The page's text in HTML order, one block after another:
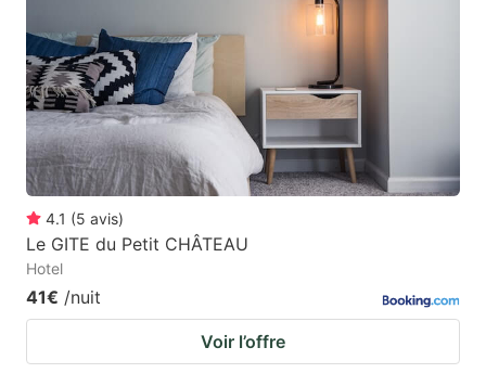
4.1 (5 avis)
Le GITE du Petit CHÂTEAU
Hotel
41€ /nuit
Voir l’offre